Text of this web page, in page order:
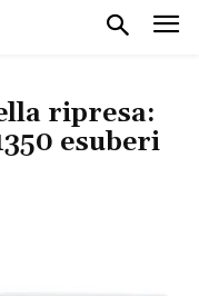
ripresa:
esuberi